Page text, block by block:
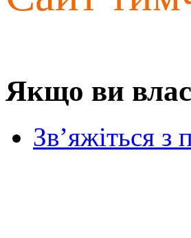
Якщо ви
Зв’яжіться з